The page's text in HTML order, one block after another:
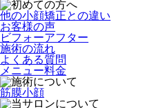
他の小顔矯正との違い
お客様の声
ビフォーアフター
施術の流れ
よくある質問
メニュー料金
筋膜小顔